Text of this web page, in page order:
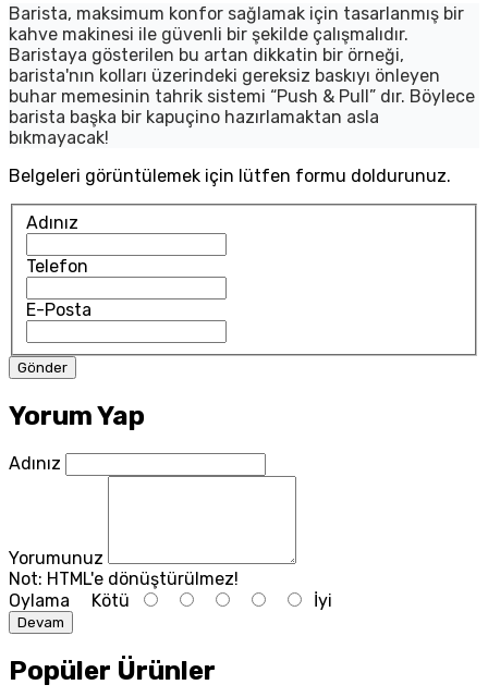
Barista, maksimum konfor sağlamak için tasarlanmış bir
kahve makinesi ile güvenli bir şekilde çalışmalıdır.
Baristaya gösterilen bu artan dikkatin bir örneği,
barista'nın kolları üzerindeki gereksiz baskıyı önleyen
buhar memesinin tahrik sistemi “Push & Pull” dır. Böylece
barista başka bir kapuçino hazırlamaktan asla
bıkmayacak!
Belgeleri görüntülemek için lütfen formu doldurunuz.
Adınız
Telefon
E-Posta
Yorum Yap
Adınız
Yorumunuz
Not: HTML'e dönüştürülmez!
Oylama Kötü İyi
Devam
Popüler Ürünler